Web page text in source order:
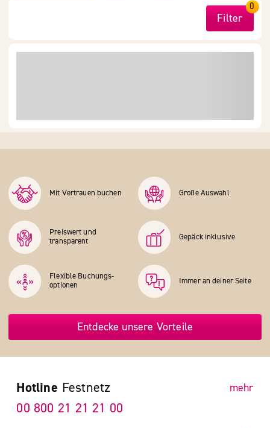
Filter
0
Mit Vertrauen buchen Große Auswahl
Preiswert und
transparent
Gepäck inklusive
Flexible Buchungs­
optionen
Immer an deiner Seite
Entdecke unsere Vorteile
Hotline Festnetz mehr
00 800 21 21 21 00